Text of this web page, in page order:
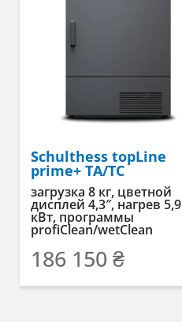
Schulthess topLine
prime+ TA/TC
загрузка 8 кг, цветной
дисплей 4,3″, нагрев 5,9
кВт, программы
profiClean/wetClean
186 150 ₴